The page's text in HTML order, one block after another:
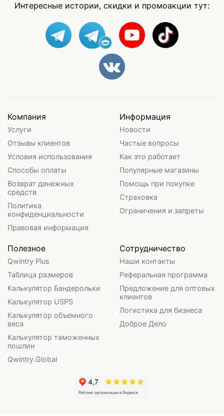
Интересные истории, скидки и промоакции тут:
Компания
Услуги
Отзывы клиентов
Условия использования
Способы оплаты
Возврат денежных
средств
Политика
конфиденциальности
Правовая информация
Информация
Новости
Частые вопросы
Как это работает
Популярные магазины
Помощь при покупке
Страховка
Ограничения и запреты
Полезное
Qwintry Plus
Таблица размеров
Калькулятор Бандерольки
Калькулятор USPS
Калькулятор объемного
веса
Калькулятор таможенных
пошлин
Qwintry.Global
Сотрудничество
Наши контакты
Реферальная программа
Предложение для оптовых
клиентов
Логистика для бизнеса
Доброе Дело